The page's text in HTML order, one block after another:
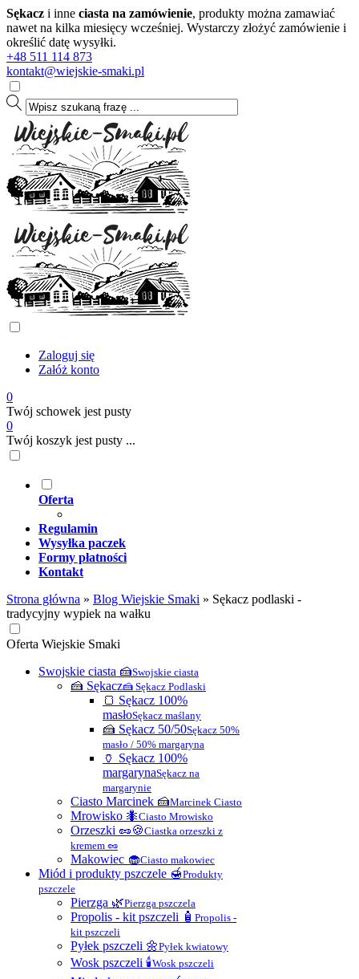
Sękacz i inne ciasta na zamówienie, produkty można zamawiać
nawet na kilka miesięcy wcześniej. Wystarczy złożyć zamówienie i
określić datę wysyłki.
+48 511 114 873
kontakt@wiejskie-smaki.pl
Zaloguj się
Załóż konto
0
Twój schowek jest pusty
0
Twój koszyk jest pusty ...
Oferta
Regulamin
Wysyłka paczek
Formy płatności
Kontakt
Strona główna » Blog Wiejskie Smaki » Sękacz podlaski -
tradycyjny wypiek na wałku
Oferta Wiejskie Smaki
Swojskie ciasta 🍰Swojskie ciasta
🍰 Sękacz🍰 Sękacz Podlaski
🍞 Sękacz 100%
masłoSękacz maślany
🍰 Sękacz 50/50Sękacz 50%
masło / 50% margaryna
🏺 Sękacz 100%
margarynaSękacz na
margarynie
Ciasto Marcinek 🍰Marcinek Ciasto
Mrowisko 🐜Ciasto Mrowisko
Orzeszki 🥜🍪Ciastka orzeszki z
kremem 🥜
Makowiec 🧁Ciasto makowiec
Miód i produkty pszczele 🍯Produkty
pszczele
Pierzga 🌿Pierzga pszczela
Propolis - kit pszczeli 🧴 Propolis -
kit pszczeli
Pyłek pszczeli 🌼Pyłek kwiatowy
Wosk pszczeli 🕯Wosk pszczeli